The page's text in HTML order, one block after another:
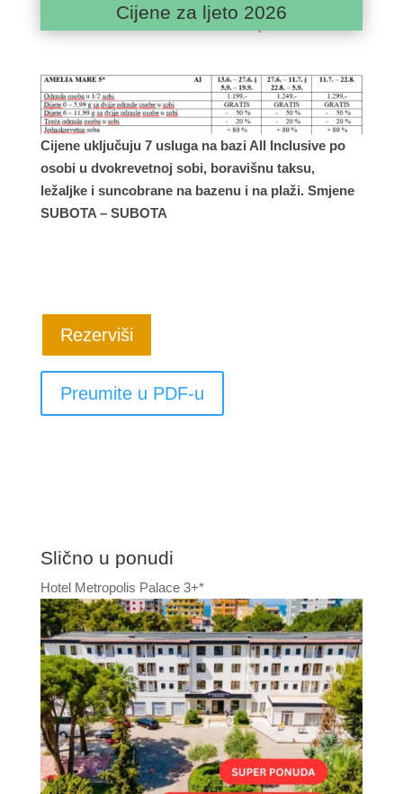
Cijene za ljeto 2026
Cijene uključuju 7 usluga na bazi All Inclusive po
osobi u dvokrevetnoj sobi, boravišnu taksu,
ležaljke i suncobrane na bazenu i na plaži. Smjene
SUBOTA – SUBOTA
Rezerviši
Preumite u PDF-u
Slično u ponudi
Hotel Metropolis Palace 3+*